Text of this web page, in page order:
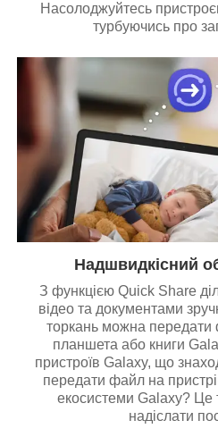
Насолоджуйтесь
турбуючись про
Надшвидкісний
З функцією Quick Share
відео та документами
торкань можна передати
планшета або книги
пристроїв Galaxy, що
передати файл на
екосистеми Galaxy? Це
надіслати